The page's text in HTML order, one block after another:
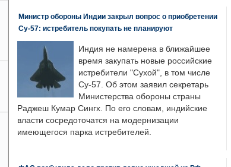
Министр обороны Индии закрыл вопрос о приобретении
Су-57: истребитель покупать не планируют
Индия не намерена в ближайшее
время закупать новые российские
истребители "Сухой", в том числе
Су-57. Об этом заявил секретарь
Министерства обороны страны
Раджеш Кумар Сингх. По его словам, индийские
власти сосредоточатся на модернизации
имеющегося парка истребителей.